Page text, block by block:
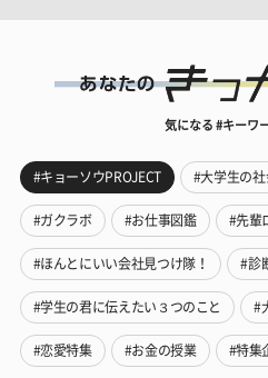
気になる #キーワ
#キョーソウPROJECT #大学生の社
#ガクラボ #お仕事図鑑 #先輩
#ほんとにいい会社見つけ隊！ #診
#学生の君に伝えたい３つのこと #
#恋愛特集 #お金の授業 #特集